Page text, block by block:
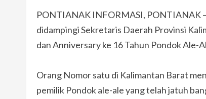
PONTIANAK INFORMASI, PONTIANAK
didampingi Sekretaris Daerah Provinsi
dan Anniversary ke 16 Tahun Pondok Ale-
Orang Nomor satu di Kalimantan Barat
pemilik Pondok ale-ale yang telah jatuh